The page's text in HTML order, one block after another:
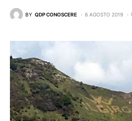
BY QDP CONOSCERE 6 AGOSTO 2019